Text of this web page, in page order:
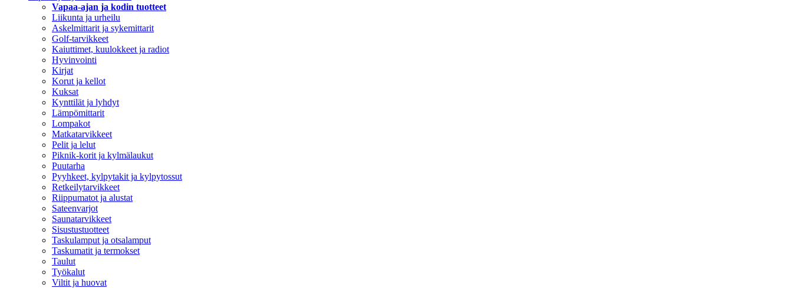
Vapaa-ajan ja kodin tuotteet
Liikunta ja urheilu
Askelmittarit ja sykemittarit
Golf-tarvikkeet
Kaiuttimet, kuulokkeet ja radiot
Hyvinvointi
Kirjat
Korut ja kellot
Kuksat
Kynttilät ja lyhdyt
Lämpömittarit
Lompakot
Matkatarvikkeet
Pelit ja lelut
Piknik-korit ja kylmälaukut
Puutarha
Pyyhkeet, kylpytakit ja kylpytossut
Retkeilytarvikkeet
Riippumatot ja alustat
Sateenvarjot
Saunatarvikkeet
Sisustustuotteet
Taskulamput ja otsalamput
Taskumatit ja termokset
Taulut
Työkalut
Viltit ja huovat